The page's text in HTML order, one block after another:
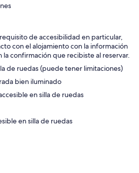
de accesibilidad en particular,
con el alojamiento con la información
la confirmación que recibiste al reservar.
de ruedas (puede tener limitaciones)
bien iluminado
en silla de ruedas
en silla de ruedas